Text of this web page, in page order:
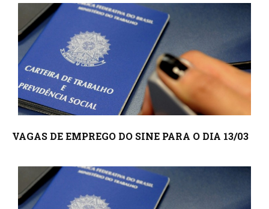
VAGAS DE EMPREGO DO SINE PARA O DIA 13/03